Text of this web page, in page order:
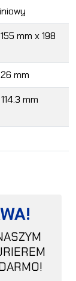
mm x 198
mm
mm